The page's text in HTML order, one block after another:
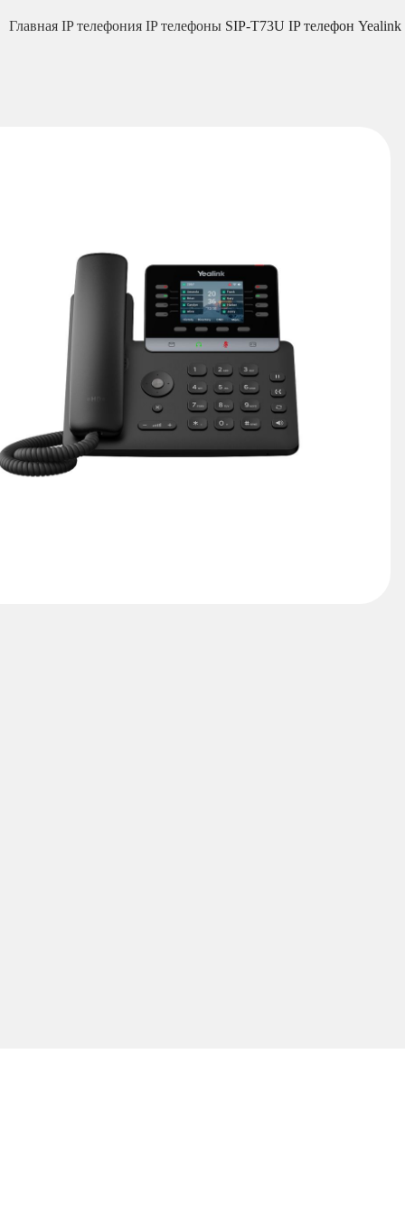
Главная IP телефония IP телефоны SIP-T73U IP телефон Yealink